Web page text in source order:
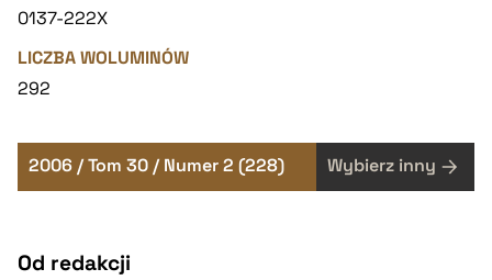
0137-222X
LICZBA WOLUMINÓW
292
2006 / Tom 30 / Numer 2 (228) Wybierz inny
Od redakcji